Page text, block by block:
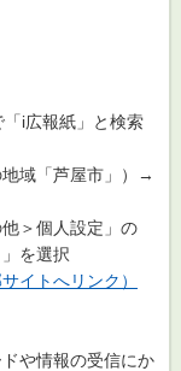
i広報紙」と検索
域「芦屋市」）→
＞個人設定」の
を選択
イトへリンク）
や情報の受信にか